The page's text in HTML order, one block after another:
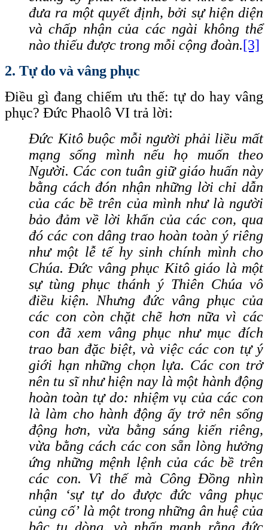
đưa ra một quyết định, bởi sự hiện diện
và chấp nhận của các ngài không thể
nào thiếu được trong mỗi cộng đoàn.[3]
2. Tự do và vâng phục
Điều gì đang chiếm ưu thế: tự do hay vâng
phục? Đức Phaolô VI trả lời:
Đức Kitô buộc mỗi người phải liều mất
mạng sống mình nếu họ muốn theo
Người. Các con tuân giữ giáo huấn này
bằng cách đón nhận những lời chỉ dẫn
của các bề trên của mình như là người
bảo đảm về lời khấn của các con, qua
đó các con dâng trao hoàn toàn ý riêng
như một lễ tế hy sinh chính mình cho
Chúa. Đức vâng phục Kitô giáo là một
sự tùng phục thánh ý Thiên Chúa vô
điều kiện. Nhưng đức vâng phục của
các con còn chặt chẽ hơn nữa vì các
con đã xem vâng phục như mục đích
trao ban đặc biệt, và việc các con tự ý
giới hạn những chọn lựa. Các con trở
nên tu sĩ như hiện nay là một hành động
hoàn toàn tự do: nhiệm vụ của các con
là làm cho hành động ấy trở nên sống
động hơn, vừa bằng sáng kiến riêng,
vừa bằng cách các con sẵn lòng hưởng
ứng những mệnh lệnh của các bề trên
các con. Vì thế mà Công Đồng nhìn
nhận ‘sự tự do được đức vâng phục
củng cố’ là một trong những ân huệ của